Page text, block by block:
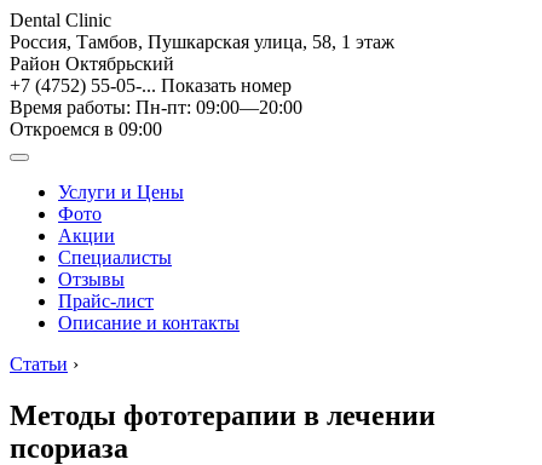
Dental Clinic
Россия, Тамбов, Пушкарская улица, 58, 1 этаж
Район Октябрьский
+7 (4752) 55-05-... Показать номер
Время работы: Пн-пт: 09:00—20:00
Откроемся в 09:00
Услуги и Цены
Фото
Акции
Специалисты
Отзывы
Прайс-лист
Описание и контакты
Статьи ›
Методы фототерапии в лечении
псориаза